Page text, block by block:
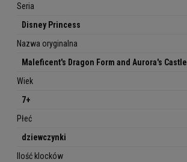
Seria
Disney Princess
Nazwa oryginalna
Maleficent's Dragon Form and Aurora's Castle
Wiek
7+
Płeć
dziewczynki
Ilość klocków